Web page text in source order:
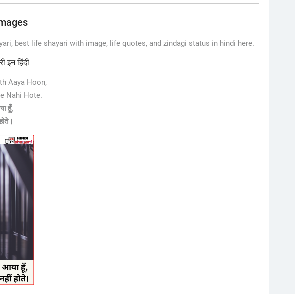
best life shayari with image, life quotes, and zindagi status in hindi here.
इन हिंदी
Aaya Hoon,
Nahi Hote.
हूँ,